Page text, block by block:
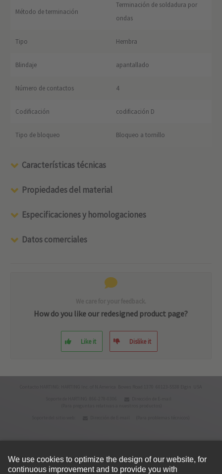
Método de terminación
Terminación de soldadura por
ondas
Tipo Hembra
Blindaje apantallado
Número de contactos 4
Codificación codificación D
Tipo de bloqueo Bloqueo a tornillo
Características técnicas
Propiedades del material
Especificaciones y homologaciones
Datos comerciales
How do you like our redesigned product page?
Like it Dislike it
© HARTING Technology Group